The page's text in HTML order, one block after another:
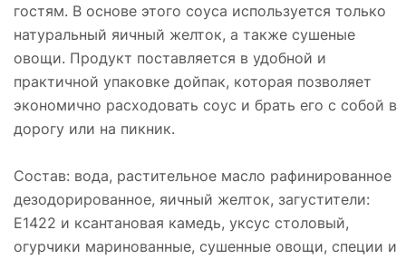
гостям. В основе этого соуса используется только
натуральный яичный желток, а также сушеные
овощи. Продукт поставляется в удобной и
практичной упаковке дойпак, которая позволяет
экономично расходовать соус и брать его с собой в
дорогу или на пикник.
Состав: вода, растительное масло рафинированное
дезодорированное, яичный желток, загустители:
Е1422 и ксантановая камедь, уксус столовый,
огурчики маринованные, сушенные овощи, специи и